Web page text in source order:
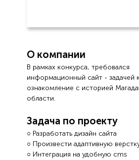
О компании
В рамках конкурса, требовался
информационный сайт - задачей
ознакомление с историей
области.
Задача по проекту
○ Разработать дизайн сайта
○ Произвести адаптивную
○ Интеграция на удобную cms